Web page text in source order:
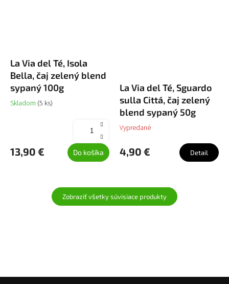
La Via del Té, Isola
Bella, čaj zelený blend
sypaný 100g
Skladom (5 ks)
13,90 € Do košíka
La Via del Té, Sguardo
sulla Cittá, čaj zelený
blend sypaný 50g
Vypredané
4,90 € Detail
Zobraziť všetky súvisiace produkty